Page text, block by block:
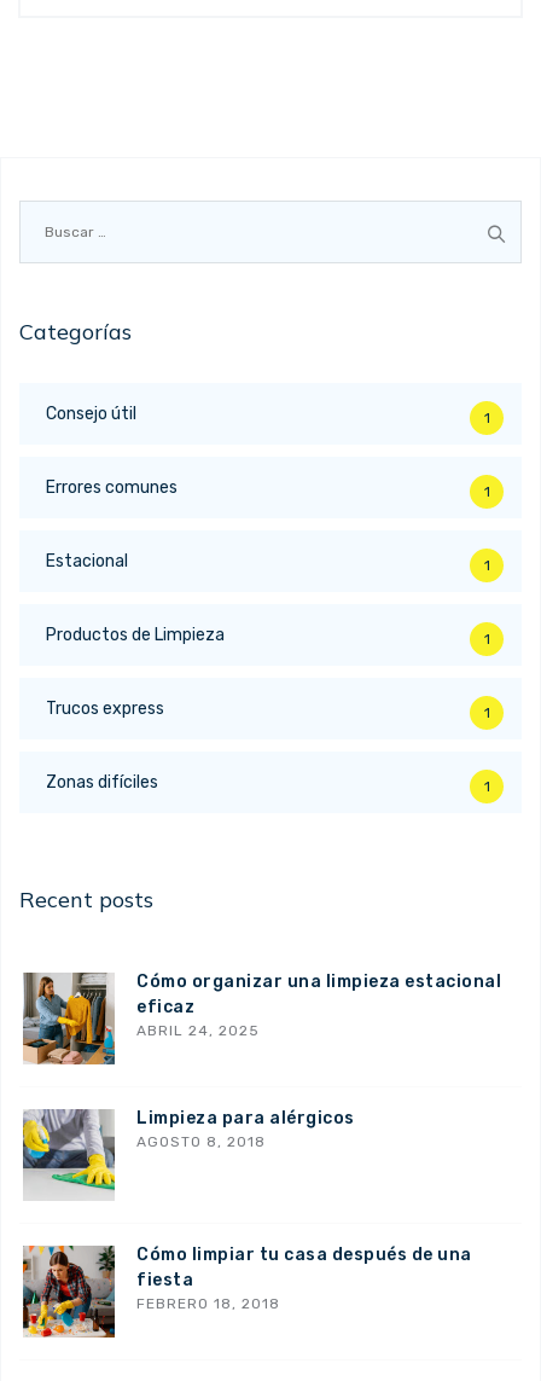
Categorías
Consejo útil 1
Errores comunes 1
Estacional 1
Productos de Limpieza 1
Trucos express 1
Zonas difíciles 1
Recent posts
Cómo organizar una limpieza estacional
eficaz
ABRIL 24, 2025
Limpieza para alérgicos
AGOSTO 8, 2018
Cómo limpiar tu casa después de una
fiesta
FEBRERO 18, 2018